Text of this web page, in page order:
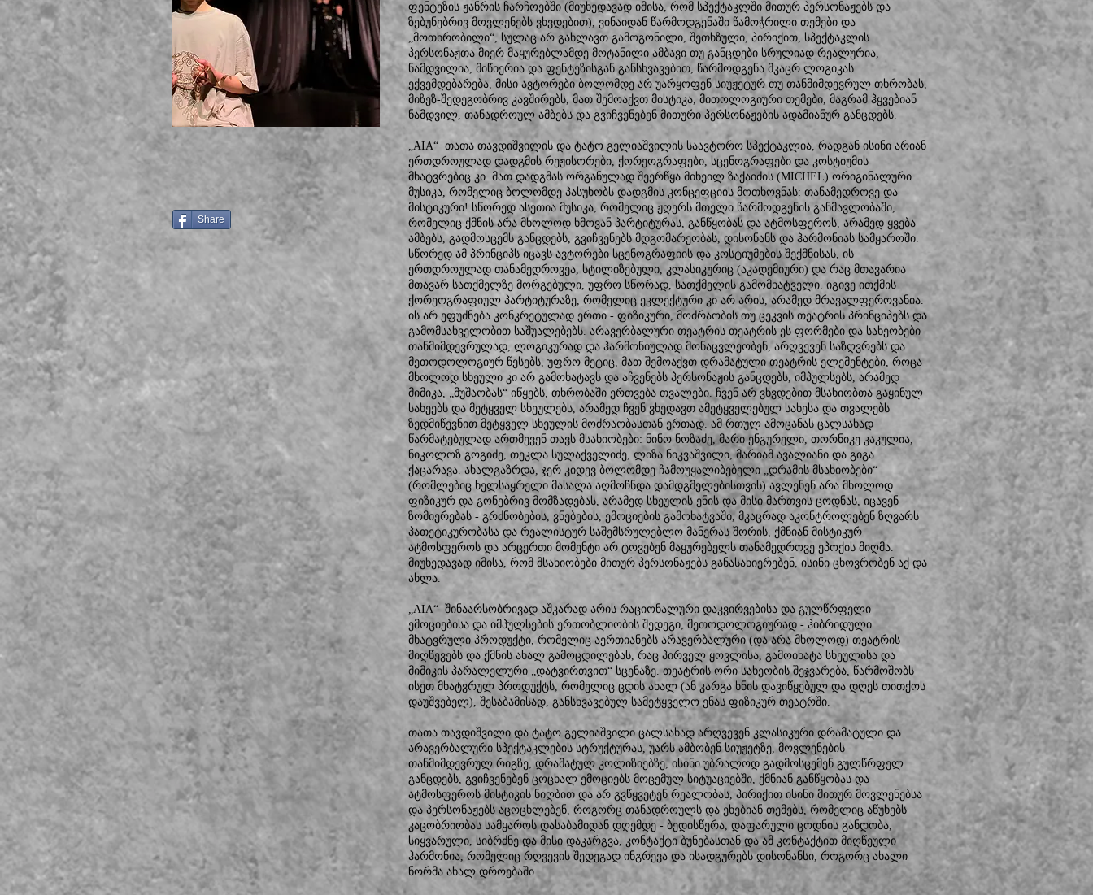
Share
ფენტეზის ჟანრის ჩარჩოებში (მიუხედავად იმისა, რომ სპექტაკლში მითურ პერსონაჟებს და
ზებუნებრივ მოვლენებს ვხვდებით), ვინაიდან წარმოდგენაში წამოჭრილი თემები და
„მოთხრობილი“, სულაც არ გახლავთ გამოგონილი, შეთხზული, პირიქით, სპექტაკლის
პერსონაჟთა მიერ მაყურებლამდე მოტანილი ამბავი თუ განცდები სრულიად რეალურია,
ნამდვილია, მიწიერია და ფენტეზისგან განსხვავებით, წარმოდგენა მკაცრ ლოგიკას
ექვემდებარება, მისი ავტორები ბოლომდე არ უარყოფენ სიუჟეტურ თუ თანმიმდევრულ თხრობას,
მიზეზ-შედეგობრივ კავშირებს, მათ შემოაქვთ მისტიკა, მითოლოგიური თემები, მაგრამ ჰყვებიან
ნამდვილ, თანადროულ ამბებს და გვიჩვენებენ მითური პერსონაჟების ადამიანურ განცდებს.
„AIA“ თათა თავდიშვილის და ტატო გელიაშვილის საავტორო სპექტაკლია, რადგან ისინი არიან
ერთდროულად დადგმის რეჟისორები, ქორეოგრაფები, სცენოგრაფები და კოსტიუმის
მხატვრებიც კი. მათ დადგმას ორგანულად შეერწყა მიხეილ ზაქაიძის (MICHEL) ორიგინალური
მუსიკა, რომელიც ბოლომდე პასუხობს დადგმის კონცეფციის მოთხოვნას: თანამედროვე და
მისტიკური! სწორედ ასეთია მუსიკა, რომელიც ჟღერს მთელი წარმოდგენის განმავლობაში,
რომელიც ქმნის არა მხოლოდ ხმოვან პარტიტურას, განწყობას და ატმოსფეროს, არამედ ყვება
ამბებს, გადმოსცემს განცდებს, გვიჩვენებს მდგომარეობას, დისონანს და ჰარმონიას სამყაროში.
სწორედ ამ პრინციპს იცავს ავტორები სცენოგრაფიის და კოსტიუმების შექმნისას, ის
ერთდროულად თანამედროვეა, სტილიზებული, კლასიკურიც (აკადემიური) და რაც მთავარია
მთავარ სათქმელზე მორგებული, უფრო სწორად, სათქმელის გამომხატველი. იგივე ითქმის
ქორეოგრაფიულ პარტიტურაზე, რომელიც ეკლექტური კი არ არის, არამედ მრავალფეროვანია.
ის არ ეფუძნება კონკრეტულად ერთი - ფიზიკური, მოძრაობის თუ ცეკვის თეატრის პრინციპებს და
გამომსახველობით საშუალებებს. არავერბალური თეატრის თეატრის ეს ფორმები და სახეობები
თანმიმდევრულად, ლოგიკურად და ჰარმონიულად მონაცვლეობენ, არღვევენ საზღვრებს და
მეთოდოლოგიურ წესებს, უფრო მეტიც, მათ შემოაქვთ დრამატული თეატრის ელემენტები, როცა
მხოლოდ სხეული კი არ გამოხატავს და აჩვენებს პერსონაჟის განცდებს, იმპულსებს, არამედ
მიმიკა, „მუშაობას“ იწყებს, თხრობაში ერთვება თვალები. ჩვენ არ ვხვდებით მსახიობთა გაყინულ
სახეებს და მეტყველ სხეულებს, არამედ ჩვენ ვხედავთ ამეტყველებულ სახესა და თვალებს
ზედმიწევნით მეტყველ სხეულის მოძრაობასთან ერთად. ამ რთულ ამოცანას ცალსახად
წარმატებულად ართმევენ თავს მსახიობები: ნინო ნოზაძე, მარი ენგურელი, თორნიკე კაკულია,
ნიკოლოზ გოგიძე, თეკლა სულაქველიძე, ლიზა ნიკვაშვილი, მარიამ ავალიანი და გიგა
ქაცარავა. ახალგაზრდა, ჯერ კიდევ ბოლომდე ჩამოუყალიბებელი „დრამის მსახიობები“
(რომლებიც ხელსაყრელი მასალა აღმოჩნდა დამდგმელებისთვის) ავლენენ არა მხოლოდ
ფიზიკურ და გონებრივ მომზადებას, არამედ სხეულის ენის და მისი მართვის ცოდნას, იცავენ
ზომიერებას - გრძნობების, ვნებების, ემოციების გამოხატვაში, მკაცრად აკონტროლებენ ზღვარს
პათეტიკურობასა და რეალისტურ საშემსრულებლო მანერას შორის, ქმნიან მისტიკურ
ატმოსფეროს და არცერთი მომენტი არ ტოვებენ მაყურებელს თანამედროვე ეპოქის მიღმა.
მიუხედავად იმისა, რომ მსახიობები მითურ პერსონაჟებს განასახიერებენ, ისინი ცხოვრობენ აქ და
ახლა.
„AIA“ შინაარსობრივად აშკარად არის რაციონალური დაკვირვებისა და გულწრფელი
ემოციებისა და იმპულსების ერთობლიობის შედეგი, მეთოდოლოგიურად - ჰიბრიდული
მხატვრული პროდუქტი, რომელიც აერთიანებს არავერბალური (და არა მხოლოდ) თეატრის
მიღწევებს და ქმნის ახალ გამოცდილებას, რაც პირველ ყოვლისა, გამოიხატა სხეულისა და
მიმიკის პარალელური „დატვირთვით“ სცენაზე. თეატრის ორი სახეობის შეჯვარება, წარმოშობს
ისეთ მხატვრულ პროდუქტს, რომელიც ცდის ახალ (ან კარგა ხნის დავიწყებულ და დღეს თითქოს
დაუშვებელ), შესაბამისად, განსხვავებულ სამეტყველო ენას ფიზიკურ თეატრში.
თათა თავდიშვილი და ტატო გელიაშვილი ცალსახად არღვევენ კლასიკური დრამატული და
არავერბალური სპექტაკლების სტრუქტურას, უარს ამბობენ სიუჟეტზე, მოვლენების
თანმიმდევრულ რიგზე, დრამატულ კოლიზიებზე, ისინი უბრალოდ გადმოსცემენ გულწრფელ
განცდებს, გვიჩვენებენ ცოცხალ ემოციებს მოცემულ სიტუაციებში, ქმნიან განწყობას და
ატმოსფეროს მისტიკის ნიღბით და არ გვწყვეტენ რეალობას, პირიქით ისინი მითურ მოვლენებსა
და პერსონაჟებს აცოცხლებენ, როგორც თანადროულს და ეხებიან თემებს, რომელიც აწუხებს
კაცობრიობას სამყაროს დასაბამიდან დღემდე - ბედისწერა, დაფარული ცოდნის განდობა,
სიყვარული, სიბრძნე და მისი დაკარგვა, კონტაქტი ბუნებასთან და ამ კონტაქტით მიღწეული
ჰარმონია, რომელიც რღვევის შედეგად ინგრევა და ისადგურებს დისონანსი, როგორც ახალი
ნორმა ახალ დროებაში.